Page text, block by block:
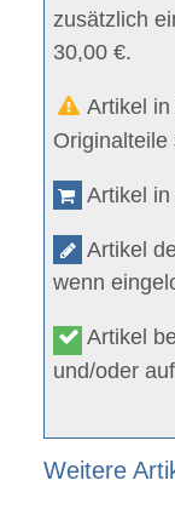
zusätzlich
30,00 €.
Artikel
Originalteile
Artikel
Artikel
wenn
Artikel
und/oder
Weitere